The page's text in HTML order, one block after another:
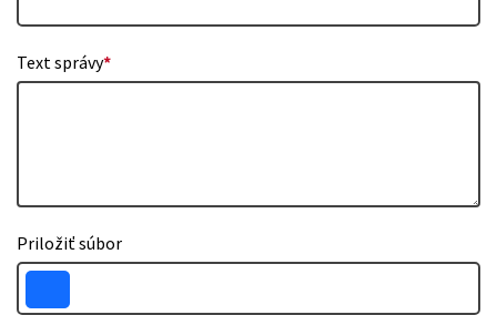
Text správy*
Priložiť súbor